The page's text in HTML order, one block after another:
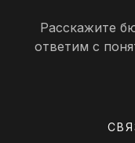
Расскажите
ответим с